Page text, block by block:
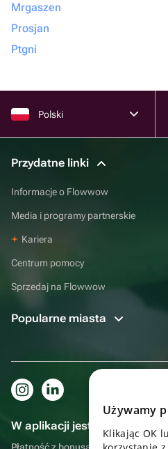
Mrgaszen
Prosjan
Ptgni
Polski
Przydatne linki
Informacje o Flowwow
Media i programy partnerskie
Kariera
Centrum pomocy
Sprzedaj na Flowwow
Popularne miasta
W aplikacji jest to jeszcze
Płatność z bonusami,
Używamy
Klikając OK